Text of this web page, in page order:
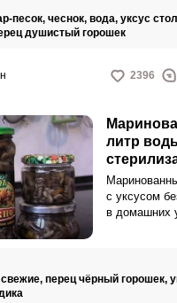
песок, чеснок, вода, уксус
душистый горошек
2396
литр
с уксусом
в домашних
обычно
перец чёрный горошек,